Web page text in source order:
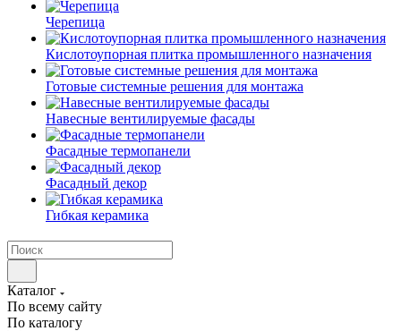
Черепица
Кислотоупорная плитка промышленного назначения
Готовые системные решения для монтажа
Навесные вентилируемые фасады
Фасадные термопанели
Фасадный декор
Гибкая керамика
Каталог
По всему сайту
По каталогу